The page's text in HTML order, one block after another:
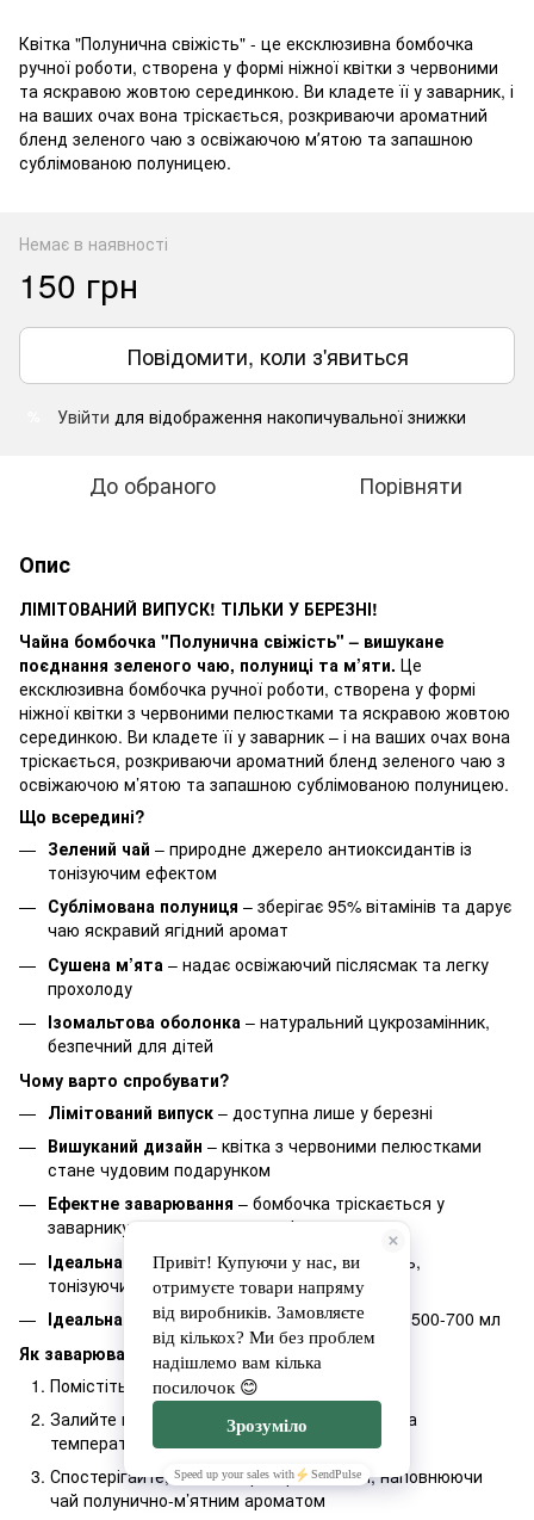
Квітка "Полунична свіжість" - це ексклюзивна бомбочка
ручної роботи, створена у формі ніжної квітки з червоними
та яскравою жовтою серединкою. Ви кладете її у заварник, і
на ваших очах вона тріскається, розкриваючи ароматний
бленд зеленого чаю з освіжаючою мʼятою та запашною
сублімованою полуницею.
Немає в наявності
150 грн
Повідомити, коли з'явиться
Увійти для відображення накопичувальної знижки
До обраного Порівняти
Опис
ЛІМІТОВАНИЙ ВИПУСК! ТІЛЬКИ У БЕРЕЗНІ!
Чайна бомбочка "Полунична свіжість" – вишукане
поєднання зеленого чаю, полуниці та м’яти. Це
ексклюзивна бомбочка ручної роботи, створена у формі
ніжної квітки з червоними пелюстками та яскравою жовтою
серединкою. Ви кладете її у заварник – і на ваших очах вона
тріскається, розкриваючи ароматний бленд зеленого чаю з
освіжаючою м’ятою та запашною сублімованою полуницею.
Що всередині?
Зелений чай – природне джерело антиоксидантів із
тонізуючим ефектом
Сублімована полуниця – зберігає 95% вітамінів та дарує
чаю яскравий ягідний аромат
Сушена м’ята – надає освіжаючий післясмак та легку
прохолоду
Ізомальтова оболонка – натуральний цукрозамінник,
безпечний для дітей
Чому варто спробувати?
Лімітований випуск – доступна лише у березні
Вишуканий дизайн – квітка з червоними пелюстками
стане чудовим подарунком
Ефектне заварювання – бомбочка тріскається у
заварнику, створюючи "вау-ефект"
Ідеальна гармонія– ніжна ягідна солодкість,
тонізуючий зелений чай і освіжаюча м’ята
Ідеальна порція– розрахована на заварник 500-700 мл
Як заварювати?
Помістіть чайну бомбочку у заварник
Залийте гарячою водою (80-85°C) – ідеальна
температура для зеленого чаю
Спостерігайте, як квітка розкривається, наповнюючи
чай полунично-м’ятним ароматом